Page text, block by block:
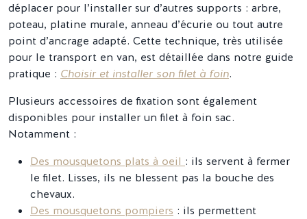
déplacer pour l’installer sur d’autres supports : arbre,
poteau, platine murale, anneau d’écurie ou tout autre
point d’ancrage adapté. Cette technique, très utilisée
pour le transport en van, est détaillée dans notre guide
pratique : Choisir et installer son filet à foin.
Plusieurs accessoires de fixation sont également
disponibles pour installer un filet à foin sac.
Notamment :
Des mousquetons plats à oeil : ils servent à fermer
le filet. Lisses, ils ne blessent pas la bouche des
chevaux.
Des mousquetons pompiers : ils permettent